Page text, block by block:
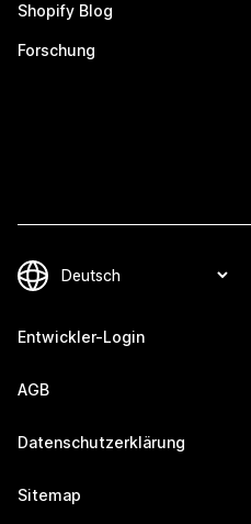
Shopify Blog
Forschung
Entwickler-Login
AGB
Datenschutzerklärung
Sitemap